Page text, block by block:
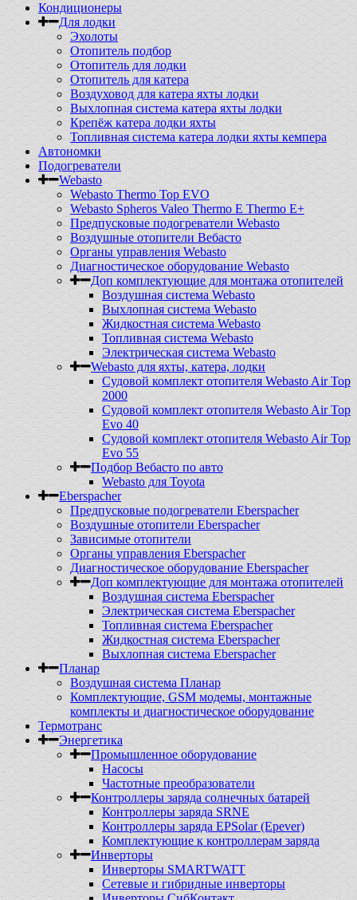
Кондиционеры
Для лодки
Эхолоты
Отопитель подбор
Отопитель для лодки
Отопитель для катера
Воздуховод для катера яхты лодки
Выхлопная система катера яхты лодки
Крепёж катера лодки яхты
Топливная система катера лодки яхты кемпера
Автономки
Подогреватели
Webasto
Webasto Thermo Top EVO
Webasto Spheros Valeo Thermo E Thermo E+
Предпусковые подогреватели Webasto
Воздушные отопители Вебасто
Органы управления Webasto
Диагностическое оборудование Webasto
Доп комплектующие для монтажа отопителей
Воздушная система Webasto
Выхлопная система Webasto
Жидкостная система Webasto
Топливная система Webasto
Электрическая система Webasto
Webasto для яхты, катера, лодки
Судовой комплект отопителя Webasto Air Top
2000
Судовой комплект отопителя Webasto Air Top
Evo 40
Судовой комплект отопителя Webasto Air Top
Evo 55
Подбор Вебасто по авто
Webasto для Toyota
Eberspacher
Предпусковые подогреватели Eberspacher
Воздушные отопители Eberspacher
Зависимые отопители
Органы управления Eberspacher
Диагностическое оборудование Eberspacher
Доп комплектующие для монтажа отопителей
Воздушная система Eberspacher
Электрическая система Eberspacher
Топливная система Eberspacher
Жидкостная система Eberspacher
Выхлопная система Eberspacher
Планар
Воздушная система Планар
Комплектующие, GSM модемы, монтажные
комплекты и диагностическое оборудование
Термотранс
Энергетика
Промышленное оборудование
Насосы
Частотные преобразователи
Контроллеры заряда солнечных батарей
Контроллеры заряда SRNE
Контроллеры заряда EPSolar (Epever)
Комплектующие к контроллерам заряда
Инверторы
Инверторы SMARTWATT
Сетевые и гибридные инверторы